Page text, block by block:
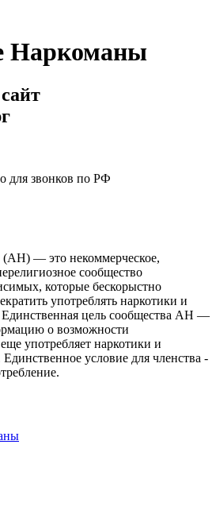
Наркоманы
для звонков по РФ
— это некоммерческое,
сообщество
которые бескорыстно
употреблять наркотики и
Единственная цель сообщества АН —
о возможности
употребляет наркотики и
условие для членства -